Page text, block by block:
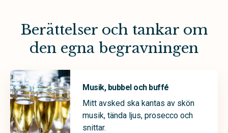
Berättelser och tankar om
den egna begravningen
Musik, bubbel och buffé
Mitt avsked ska kantas av skön
musik, tända ljus, prosecco och
snittar.